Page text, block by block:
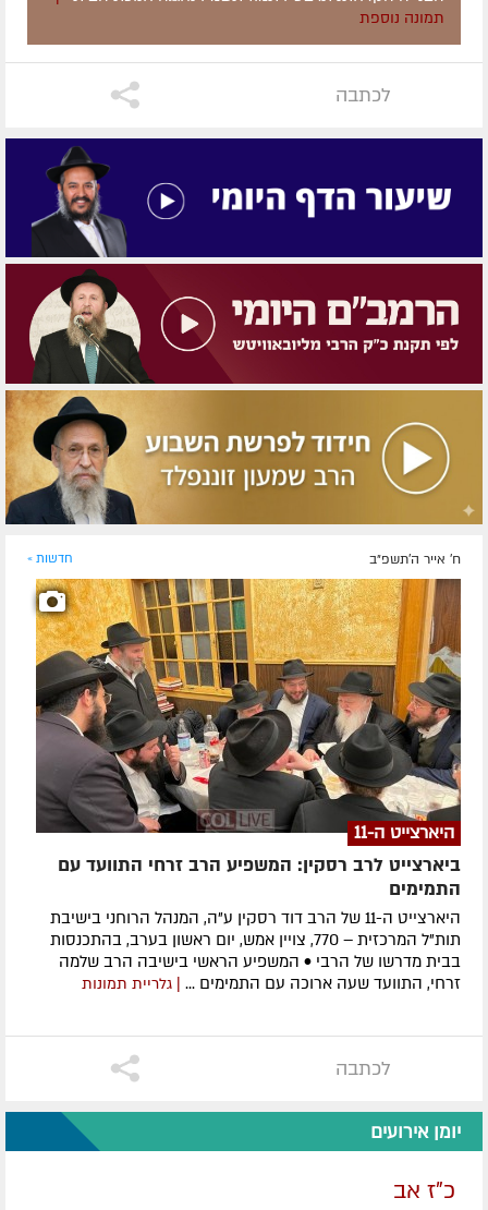
תמונה נוספת
לכתבה
ח' אייר ה׳תשפ״ב חדשות »
היארצייט ה-11
ביארצייט לרב רסקין: המשפיע הרב זרחי התוועד עם
התמימים
היארצייט ה-11 של הרב דוד רסקין ע"ה, המנהל הרוחני בישיבת
תות"ל המרכזית – 770, צויין אמש, יום ראשון בערב, בהתכנסות
בבית מדרשו של הרבי • המשפיע הראשי בישיבה הרב שלמה
זרחי, התוועד שעה ארוכה עם התמימים ... | גלריית תמונות
לכתבה
יומן אירועים
כ"ז אב